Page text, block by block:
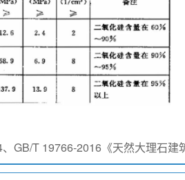
、GB/T 19766-2016《天然大理石建